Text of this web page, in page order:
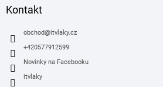
Kontakt
obchod@itvlaky.cz
+420577912599
Novinky na Facebooku
itvlaky